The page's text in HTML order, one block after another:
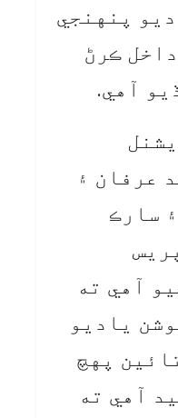
پنهنجي
ڪرڻ
آهي.
عرفان ۽
سارڪ
آهي ته
ياديو
پهچ
آهي ته